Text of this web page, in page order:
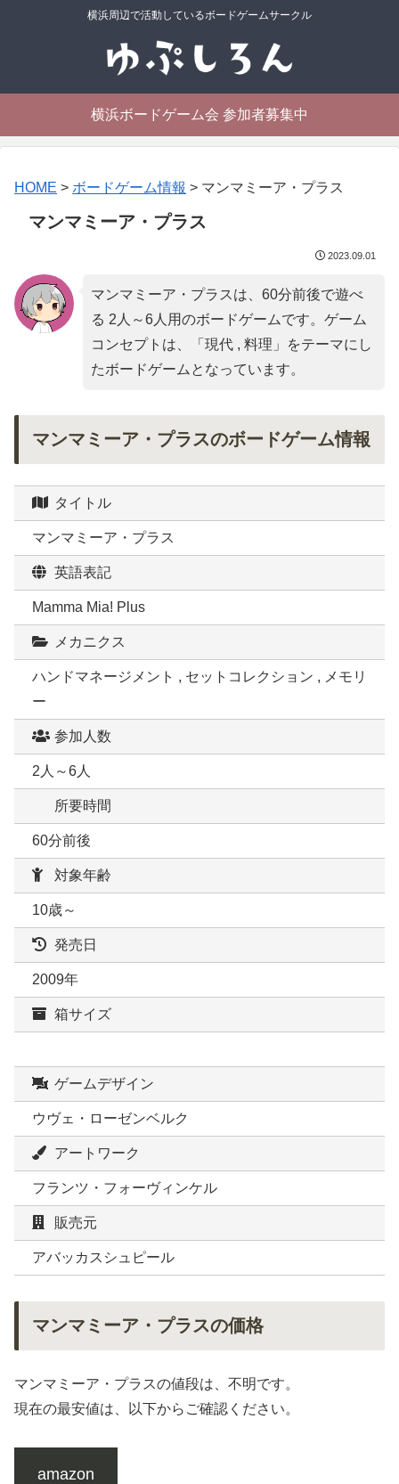
横浜周辺で活動しているボードゲームサークル
横浜ボードゲーム会 参加者募集中
HOME > ボードゲーム情報 > マンマミーア・プラス
マンマミーア・プラス
2023.09.01
マンマミーア・プラスは、60分前後で遊べ
る 2人～6人用のボードゲームです。ゲーム
コンセプトは、「 現代 , 料理 」をテーマにし
たボードゲームとなっています。
マンマミーア・プラスのボードゲーム情報
タイトル
マンマミーア・プラス
英語表記
Mamma Mia! Plus
メカニクス
ハンドマネージメント , セットコレクション , メモリ
ー
参加人数
2人～6人
所要時間
60分前後
対象年齢
10歳～
発売日
2009年
箱サイズ
ゲームデザイン
ウヴェ・ローゼンベルク
アートワーク
フランツ・フォーヴィンケル
販売元
アバッカスシュピール
マンマミーア・プラスの価格
マンマミーア・プラスの値段は、不明です。
現在の最安値は、以下からご確認ください。
amazon